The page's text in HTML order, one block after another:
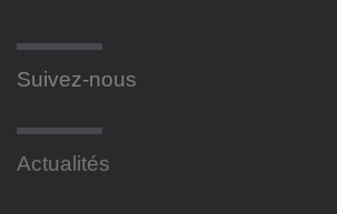
Suivez-nous
Actualités